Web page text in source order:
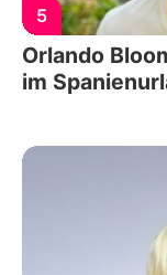
5
Orlando
im